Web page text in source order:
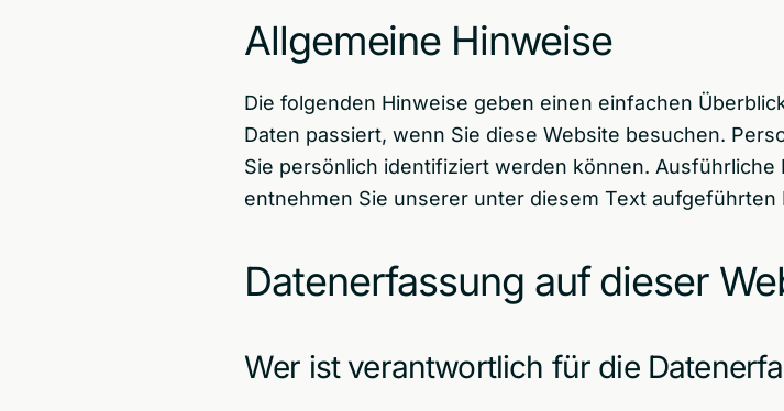
Allgemeine Hinweise
Die folgenden Hinweise geben einen einfachen
Daten passiert, wenn Sie diese Website besuchen.
Sie persönlich identifiziert werden können.
entnehmen Sie unserer unter diesem Text aufgeführten
Datenerfassung auf dieser
Wer ist verantwortlich für die